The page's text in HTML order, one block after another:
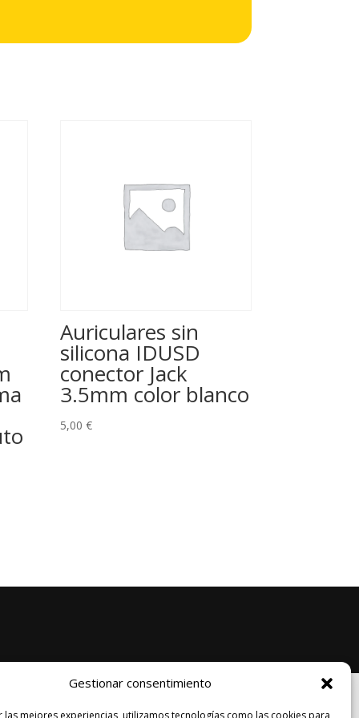
Gestionar consentimiento
las mejores experiencias, utilizamos tecnologías como las cookies para
Auriculares sin
silicona IDUSD
conector Jack
3.5mm color blanco
5,00€